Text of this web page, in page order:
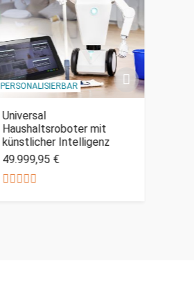
PERSONALISIERBAR
Universal
Haushaltsroboter mit
künstlicher Intelligenz
49.999,95 €